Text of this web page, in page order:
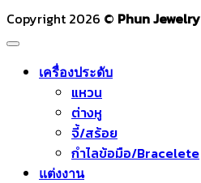
Copyright 2026 © Phun Jewelry
เครื่องประดับ
แหวน
ต่างหู
จี้/สร้อย
กำไลข้อมือ/Bracelete
แต่งงาน